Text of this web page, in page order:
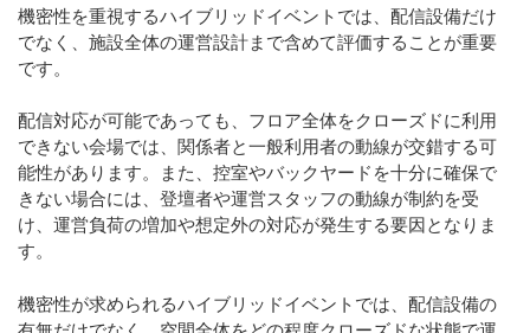
機密性を重視するハイブリッドイベントでは、配信設備だけ
でなく、施設全体の運営設計まで含めて評価することが重要
です。
配信対応が可能であっても、フロア全体をクローズドに利用
できない会場では、関係者と一般利用者の動線が交錯する可
能性があります。また、控室やバックヤードを十分に確保で
きない場合には、登壇者や運営スタッフの動線が制約を受
け、運営負荷の増加や想定外の対応が発生する要因となりま
す。
機密性が求められるハイブリッドイベントでは、配信設備の